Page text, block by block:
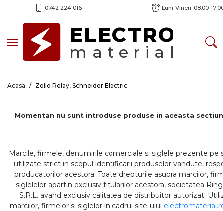
0742 224 016 Luni-Vineri: 08:00-
Toggle navigationELECTRO
material
Acasa Zelio Relay, Schneider Electric
Momentan nu sunt introduse produse in aceasta
Marcile, firmele, denumirile comerciale si siglele prezente pe
utilizate strict in scopul identificarii produselor vandute,
producatorilor acestora. Toate drepturile asupra marcilor,
siglelelor apartin exclusiv titularilor acestora, societatea
S.R.L. avand exclusiv calitatea de distribuitor autorizat.
marcilor, firmelor si siglelor in cadrul site-ului